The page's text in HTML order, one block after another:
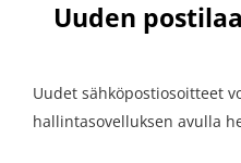
Uuden
Uudet sähköpostiosoitteet
hallintasovelluksen avulla